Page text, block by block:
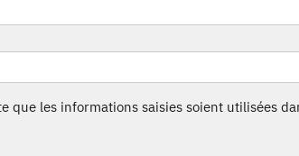
que les informations saisies soient utilisées